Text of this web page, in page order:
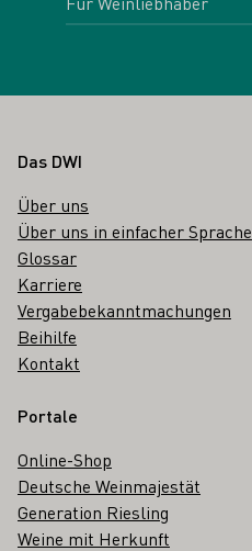
Fußbereich
Das DWI
Über uns
Über uns in einfacher Sprache
Glossar
Karriere
Vergabebekanntmachungen
Beihilfe
Kontakt
Portale
Online-Shop
Deutsche Weinmajestät
Generation Riesling
Weine mit Herkunft